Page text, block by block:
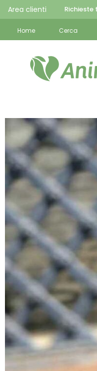
Area clienti
Home Cerca